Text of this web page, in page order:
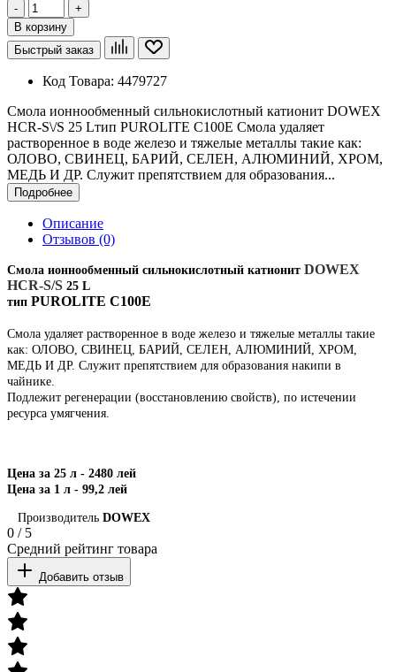
-
+
В корзину
Быстрый заказ
Код Товара: 4479727
Смола ионнообменный cильнокислотный катионит DOWEX
HCR-S\/S 25 Lтип PUROLITE C100E Смола удаляет
растворенное в воде железо и тяжелые металлы такие как:
ОЛОВО, СВИНЕЦ, БАРИЙ, СЕЛЕН, АЛЮМИНИЙ, ХРОМ,
МЕДЬ И ДР. Служит препятствием для образования...
Подробнее
Описание
Отзывов (0)
Смола ионнообменный cильнокислотный катионит DOWEX
HCR-S/S 25 L
тип PUROLITE C100E
Смола удаляет растворенное в воде железо и тяжелые металлы такие
как: ОЛОВО, СВИНЕЦ, БАРИЙ, СЕЛЕН, АЛЮМИНИЙ, ХРОМ,
МЕДЬ И ДР. Служит препятствием для образования накипи в
чайнике.
Подлежит регенерации (восстановлению свойств), по истечении
ресурса умягчения.
Цена за 25 л - 2480 лей
Цена за 1 л - 99,2 лей
Производитель DOWEX
0 / 5
Средний рейтинг товара
Добавить отзыв